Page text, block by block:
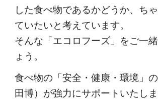
した食べ物であるかどうか、ち
ていたいと考えています。
そんな「エコロフーズ」をご一
ょう。
食べ物の「安全・健康・環境」
田博）が強力にサポートいたしま